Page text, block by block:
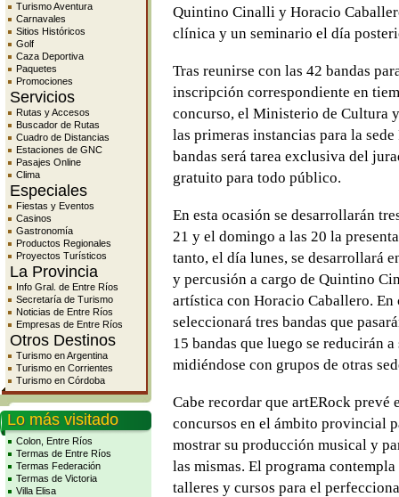
Turismo Aventura
Carnavales
Sitios Históricos
Golf
Caza Deportiva
Paquetes
Promociones
Servicios
Rutas y Accesos
Buscador de Rutas
Cuadro de Distancias
Estaciones de GNC
Pasajes Online
Clima
Especiales
Fiestas y Eventos
Casinos
Gastronomía
Productos Regionales
Proyectos Turísticos
La Provincia
Info Gral. de Entre Ríos
Secretaría de Turismo
Noticias de Entre Ríos
Empresas de Entre Ríos
Otros Destinos
Turismo en Argentina
Turismo en Corrientes
Turismo en Córdoba
Lo más visitado
Colon, Entre Ríos
Termas de Entre Ríos
Termas Federación
Termas de Victoria
Villa Elisa
Quintino Cinalli y Horacio
clínica y un seminario el día
Tras reunirse con las 42 bandas
inscripción correspondiente en
concurso, el Ministerio de Cultura
las primeras instancias para la
bandas será tarea exclusiva del
gratuito para todo público.
En esta ocasión se desarrollarán
21 y el domingo a las 20 la
tanto, el día lunes, se desarrollará
y percusión a cargo de Quintino
artística con Horacio Caballero.
seleccionará tres bandas que
15 bandas que luego se reducirán
midiéndose con grupos de otras
Cabe recordar que artERock prevé
concursos en el ámbito provincial
mostrar su producción musical y
las mismas. El programa
talleres y cursos para el